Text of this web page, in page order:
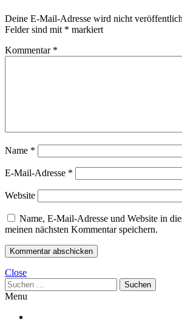
Deine E-Mail-Adresse wird nicht
Felder sind mit * markiert
Kommentar *
Name *
E-Mail-Adresse *
Website
Name, E-Mail-Adresse und Website in
meinen nächsten Kommentar speichern.
Close
Suchen
nach:
Menu